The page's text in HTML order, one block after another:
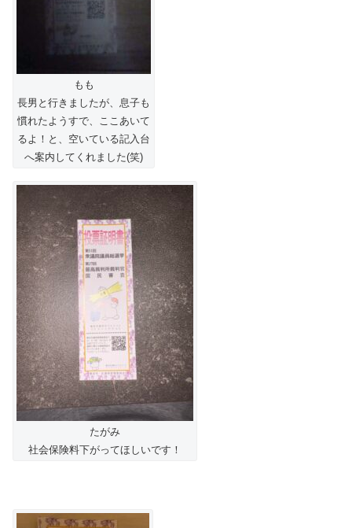
もも
長男と行きましたが、息子も
慣れたようすで、ここあいて
るよ！と、空いている記入台
へ案内してくれました(笑)
たがみ
社会保険料下がってほしいです！